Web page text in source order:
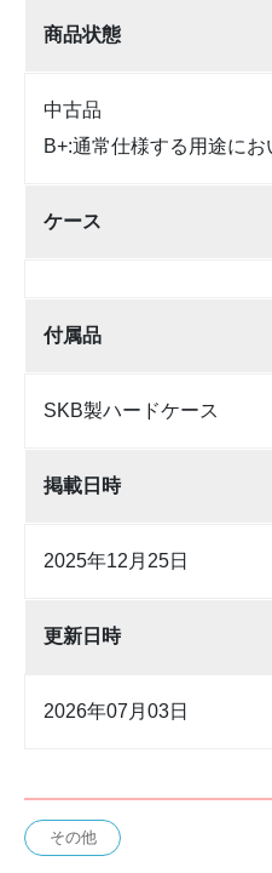
商品状態
中古品
B+:通常仕様する用途にお
ケース
付属品
SKB製ハードケース
掲載日時
2025年12月25日
更新日時
2026年07月03日
その他